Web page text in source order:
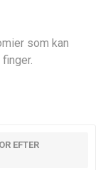
som kan
EFTER